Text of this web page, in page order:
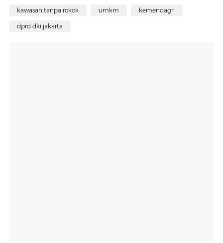
kawasan tanpa rokok umkm kemendagri
dprd dki jakarta